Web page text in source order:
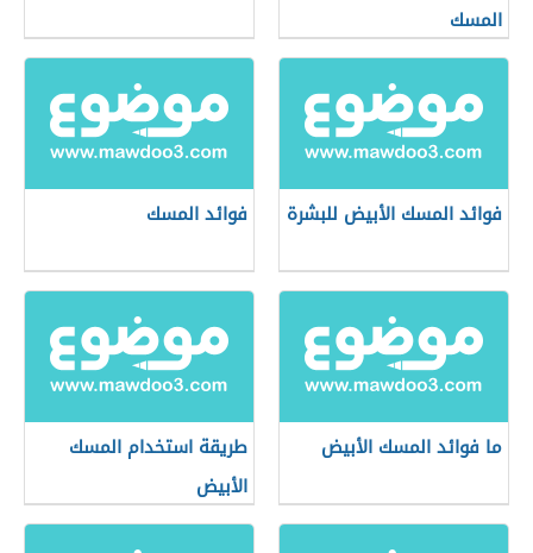
المسك
فوائد المسك الأبيض للبشرة فوائد المسك
ما فوائد المسك الأبيض
طريقة استخدام المسك
الأبيض